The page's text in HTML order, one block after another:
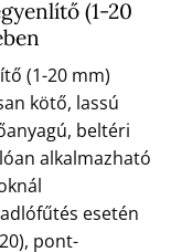
(1-20
(1-20 mm)
kötő, lassú
beltéri
alkalmazható
esetén
pont-